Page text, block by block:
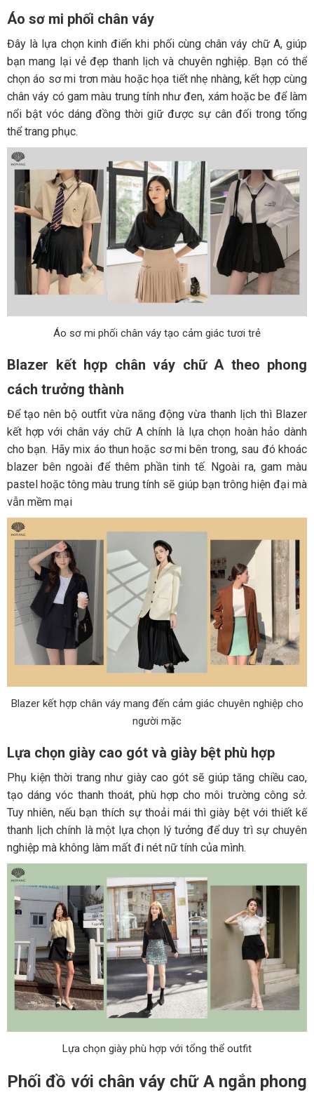
Áo sơ mi phối chân váy
Đây là lựa chọn kinh điển khi phối cùng chân váy chữ A, giúp
bạn mang lại vẻ đẹp thanh lịch và chuyên nghiệp. Bạn có thể
chọn áo sơ mi trơn màu hoặc họa tiết nhẹ nhàng, kết hợp cùng
chân váy có gam màu trung tính như đen, xám hoặc be để làm
nổi bật vóc dáng đồng thời giữ được sự cân đối trong tổng
thể trang phục.
Áo sơ mi phối chân váy tạo cảm giác tươi trẻ
Blazer kết hợp chân váy chữ A theo phong
cách trưởng thành
Để tạo nên bộ outfit vừa năng động vừa thanh lịch thì Blazer
kết hợp với chân váy chữ A chính là lựa chọn hoàn hảo dành
cho bạn. Hãy mix áo thun hoặc sơ mi bên trong, sau đó khoác
blazer bên ngoài để thêm phần tinh tế. Ngoài ra, gam màu
pastel hoặc tông màu trung tính sẽ giúp bạn trông hiện đại mà
vẫn mềm mại
Blazer kết hợp chân váy mang đến cảm giác chuyên nghiệp cho
người mặc
Lựa chọn giày cao gót và giày bệt phù hợp
Phụ kiện thời trang như giày cao gót sẽ giúp tăng chiều cao,
tạo dáng vóc thanh thoát, phù hợp cho môi trường công sở.
Tuy nhiên, nếu bạn thích sự thoải mái thì giày bệt với thiết kế
thanh lịch chính là một lựa chọn lý tưởng để duy trì sự chuyên
nghiệp mà không làm mất đi nét nữ tính của mình.
Lựa chọn giày phù hợp với tổng thể outfit
Phối đồ với chân váy chữ A ngắn phong